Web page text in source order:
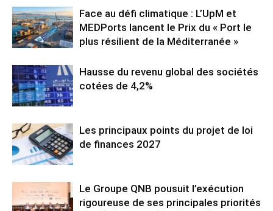
Face au défi climatique : L’UpM et
MEDPorts lancent le Prix du « Port le
plus résilient de la Méditerranée »
Hausse du revenu global des sociétés
cotées de 4,2%
Les principaux points du projet de loi
de finances 2027
Le Groupe QNB pousuit l’exécution
rigoureuse de ses principales priorités